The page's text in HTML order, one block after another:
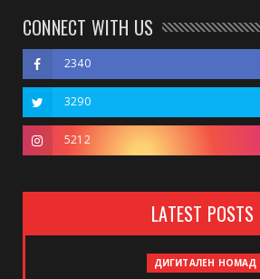
CONNECT WITH US
2340
3290
5212
LATEST POSTS
ДИГИТАЛЕН НОМАД